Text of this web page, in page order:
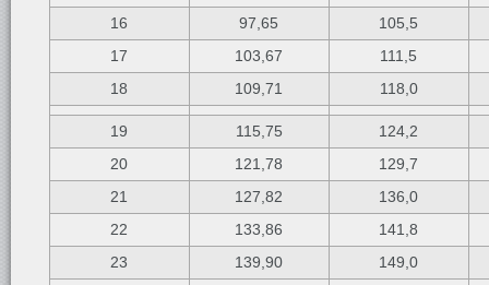
16
97,65
105,5
17
103,67
111,5
18
109,71 118,0
19 115,75
124,2
20
121,78
129,7
21
127,82
136,0
22
133,86
141,8
23
139,90
149,0